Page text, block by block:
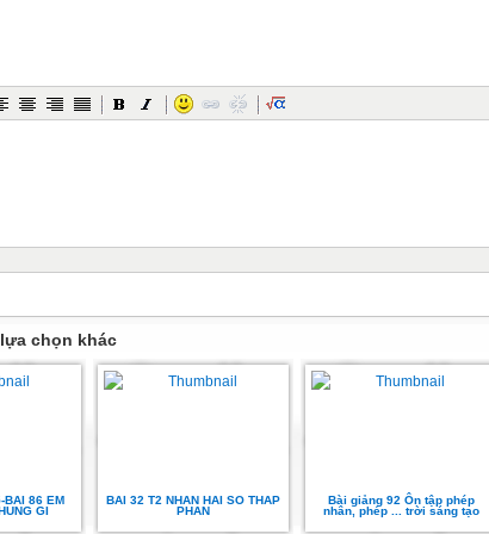
thành phân số thập phân
cộng với các phân số thập
thành số thập phân.
32,65 + 61,94 = ?
= 94,54
chọn khác
BAI 86 EM
GI
BAI 32 T2 NHAN HAI SO THAP
PHAN
Bài giảng 92 Ôn tập phép
nhân, phép ... trời sáng tạo